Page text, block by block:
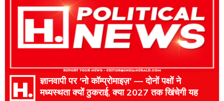
ज्ञानवापी पर 'नो कॉम्प्रोमाइज़' — दोनों पक्षों ने
मध्यस्थता क्यों ठुकराई, क्या 2027 तक खिंचेगी यह